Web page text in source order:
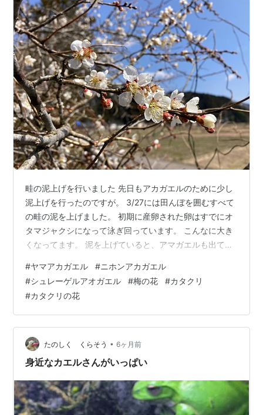
畦の泥上げを行いました 先日もアカガエルのために少し
泥上げを行ったのですが。 3/27には田んぼを囲むすべて
の畦の泥を上げました。 初期に産卵された卵はすでにオ
タマジャクシになって泳ぎ回っています。 こんなに大き
くなってます。 泥を上げていると、アマガエルも出てき
き声も聞こえ始めましたし、その少し前からオシドリの
声も（夜に）聞かれ始めています。 賑やかになってきま
したわ。 余談ですが .桜はまだですが、上味見では今、
梅の花が満開です。 タネツケバナも咲き始めています。
カタクリもいつの間にか蕾を出していました！ 先日見に
行った時には一株だっ…
#ヤマアカガエル #ニホンアカガエル
#シュレーゲルアオガエル #梅の花 #カタクリ
#カタクリの花
たのしく くらそう • 6ヶ月前
身近なカエルさんがいっぱい